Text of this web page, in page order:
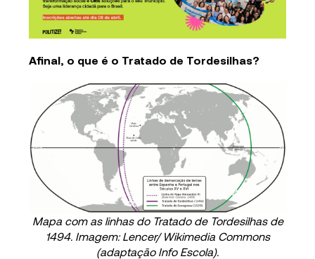
Afinal, o que é o Tratado de Tordesilhas?
Mapa com as linhas do Tratado de Tordesilhas de
1494. Imagem: Lencer/ Wikimedia Commons
(adaptação Info Escola).